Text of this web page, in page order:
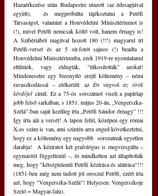
Hazaérkezése után Budapestre utazott (az édesapjával
együtt),  és megpróbálta tájékoztatni a Petőfi
Társaságot, valamint a Honvédelmi Minisztériumot is
(!), mivel Petőfi nemcsak költő volt, hanem őrnagy is!
A Szibériából magával hozott 180 (!!!) magyarul írt
Petőfi-verset és az 5 sír-fotót sajnos (!) beadta a
Honvédelmi Minisztériumba, ezek 1919-re nyomtalanul
eltűntek, vagy eldugták, "titkosították" azokat!
Mindenesetre egy bizonyító erejű költemény – némi
ravaszkodással – előkerült: az Én vagyok az örök
kérdőjel című. Ez a 75-ös sorszámot viseli a papírlap
jobb felső sarkában, s 1851. május 20-án, „Vengerszka-
Szélá”-ban saját kezűleg írta „Petőfi Sándor őrnagy” !!!
Így írta alá a versét! A lapon felül, középen egy római
X-es szám is van, ami szintén arra enged következtetni,
hogy ez a költemény egy nagyobb  sorozatnak egyetlen
darabja!  A kéziratot két grafológus is megvizsgálta ‒
egymástól függetlenül ‒, és mindketten azt állapították
meg, hogy "kétségtelenül Petőfi kézírása és aláírása"!!!
(1851-ben még nem tudott jól oroszul Petőfi, ezért írta
azt, hogy "Vengerszka-Szélá"! Helyesen: Vengerszkoje
Szeló = Magyar-falu).